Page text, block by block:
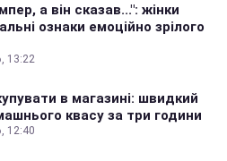
а він сказав...": жінки
ознаки емоційно зрілого
13:22
в магазині: швидкий
квасу за три години
12:40